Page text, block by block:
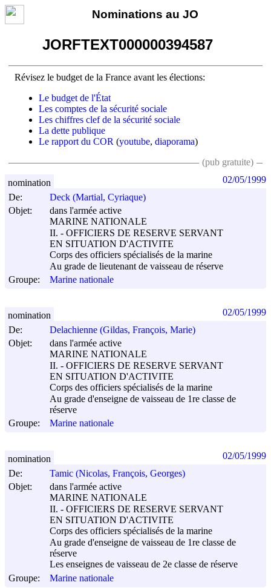
Nominations au JO
JORFTEXT000000394587
Révisez le budget de la France avant les élections:
Le budget de l'État
Les comptes de la sécurité sociale
Les chiffres clef de la sécurité sociale
La dette publique
Le rapport du COR (youtube, diaporama)
(pub gratuite)
De:
Deck (Martial, Cyriaque)
Objet:
dans l'armée active
MARINE NATIONALE
II. - OFFICIERS DE RESERVE SERVANT
EN SITUATION D'ACTIVITE
Corps des officiers spécialisés de la marine
Au grade de lieutenant de vaisseau de réserve
Groupe:
Marine nationale
nomination 02/05/1999
De:
Delachienne (Gildas, François, Marie)
Objet:
dans l'armée active
MARINE NATIONALE
II. - OFFICIERS DE RESERVE SERVANT
EN SITUATION D'ACTIVITE
Corps des officiers spécialisés de la marine
Au grade d'enseigne de vaisseau de 1re classe de
réserve
Groupe:
Marine nationale
nomination 02/05/1999
De:
Tamic (Nicolas, François, Georges)
Objet:
dans l'armée active
MARINE NATIONALE
II. - OFFICIERS DE RESERVE SERVANT
EN SITUATION D'ACTIVITE
Corps des officiers spécialisés de la marine
Au grade d'enseigne de vaisseau de 1re classe de
réserve
Les enseignes de vaisseau de 2e classe de réserve
Groupe:
Marine nationale
nomination 02/05/1999